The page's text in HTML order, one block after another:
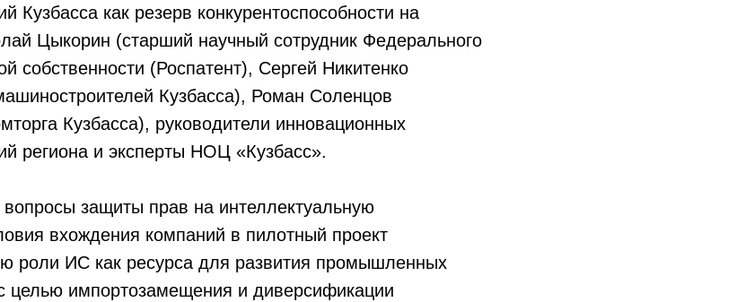
как резерв конкурентоспособности на
Цыкорин (старший научный сотрудник Федерального
собственности (Роспатент), Сергей Никитенко
Кузбасса), Роман Соленцов
Кузбасса), руководители инновационных
региона и эксперты НОЦ «Кузбасс».
защиты прав на интеллектуальную
вхождения компаний в пилотный проект
роли ИС как ресурса для развития промышленных
целью импортозамещения и диверсификации